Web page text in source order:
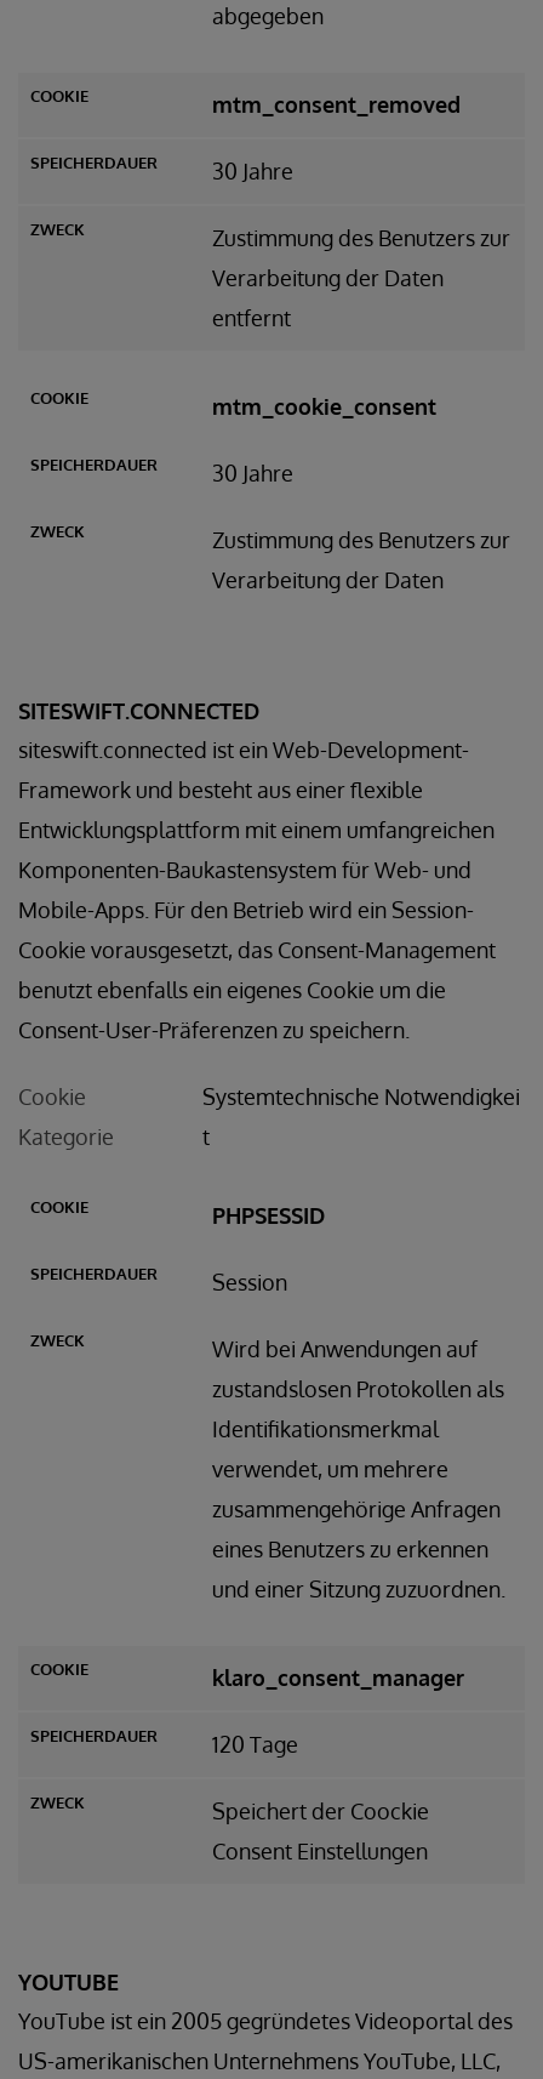
abgegeben
mtm_consent_removed
30 Jahre
Zustimmung des Benutzers zur
Verarbeitung der Daten
entfernt
mtm_cookie_consent
30 Jahre
Zustimmung des Benutzers zur
Verarbeitung der Daten
SITESWIFT.CONNECTED
siteswift.connected ist ein Web-Development-
Framework und besteht aus einer flexible
Entwicklungsplattform mit einem umfangreichen
Komponenten-Baukastensystem für Web- und
Mobile-Apps. Für den Betrieb wird ein Session-
Cookie vorausgesetzt, das Consent-Management
benutzt ebenfalls ein eigenes Cookie um die
Consent-User-Präferenzen zu speichern.
Cookie
Kategorie
Systemtechnische Notwendigkei
t
PHPSESSID
Session
Wird bei Anwendungen auf
zustandslosen Protokollen als
Identifikationsmerkmal
verwendet, um mehrere
zusammengehörige Anfragen
eines Benutzers zu erkennen
und einer Sitzung zuzuordnen.
klaro_consent_manager
120 Tage
Speichert der Coockie
Consent Einstellungen
YOUTUBE
YouTube ist ein 2005 gegründetes Videoportal des
US-amerikanischen Unternehmens YouTube, LLC,